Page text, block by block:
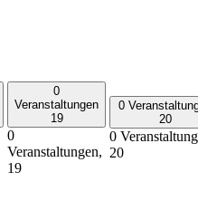
0
Veranstaltungen
19
0
Veranstaltungen,
19
0
20
0
20